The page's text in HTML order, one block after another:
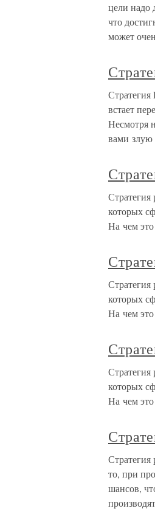
цели надо
что
может
Стратегия
встает
Несмотря
вами злую
Стратегия
которых
На чем
Стратегия
которых
На чем
Стратегия
которых
На чем
то, при
шансов,